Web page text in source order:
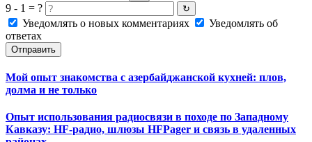
9 - 1 = ? ↻
Уведомлять о новых комментариях
Уведомлять об
ответах
Отправить
Мой опыт знакомства с азербайджанской кухней: плов,
долма и не только
Опыт использования радиосвязи в походе по Западному
Кавказу: HF-радио, шлюзы HFPager и связь в удаленных